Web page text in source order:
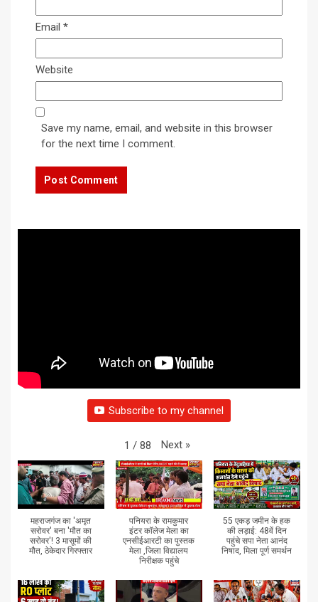
Email *
Website
Save my name, email, and website in this browser
for the next time I comment.
Subscribe to my channel
1 / 88 Next »
महराजगंज का 'अमृत
सरोवर' बना 'मौत का
सरोवर'! 3 मासूमों की
मौत, ठेकेदार गिरफ्तार
पनियरा के रामकुमार
इंटर कॉलेज मेला का
एनसीईआरटी का पुस्तक
मेला ,जिला विद्यालय
निरीक्षक पहुंचे
55 एकड़ जमीन के हक
की लड़ाई: 48वें दिन
पहुंचे सपा नेता आनंद
निषाद, मिला पूर्ण समर्थन